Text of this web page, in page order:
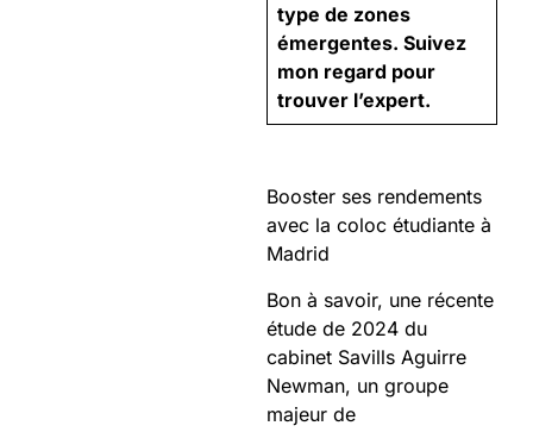
type de zones
émergentes. Suivez
mon regard pour
trouver l’expert.
Booster ses rendements
avec la coloc étudiante à
Madrid
Bon à savoir, une récente
étude de 2024 du
cabinet Savills Aguirre
Newman, un groupe
majeur de